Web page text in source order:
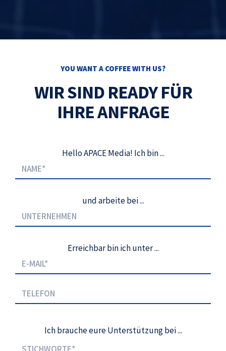
YOU WANT A COFFEE WITH US?
WIR SIND READY FÜR
IHRE ANFRAGE
Hello APACE Media! Ich bin ...
und arbeite bei ...
Erreichbar bin ich unter ...
Ich brauche eure Unterstützung bei ...